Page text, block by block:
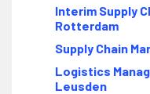
Interim Supply
Rotterdam
Supply Chain
Logistics
Leusden